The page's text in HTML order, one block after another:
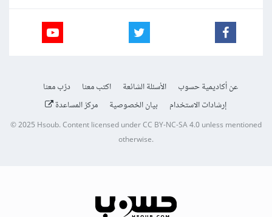
عن أكاديمية حسوب الأسئلة الشائعة اكتب معنا
درّب معنا
إرشادات الاستخدام
بيان الخصوصية مركز المساعدة
© 2025Hsoub.Content licensed underCC BY-NC-SA 4.0unless mentioned
otherwise.